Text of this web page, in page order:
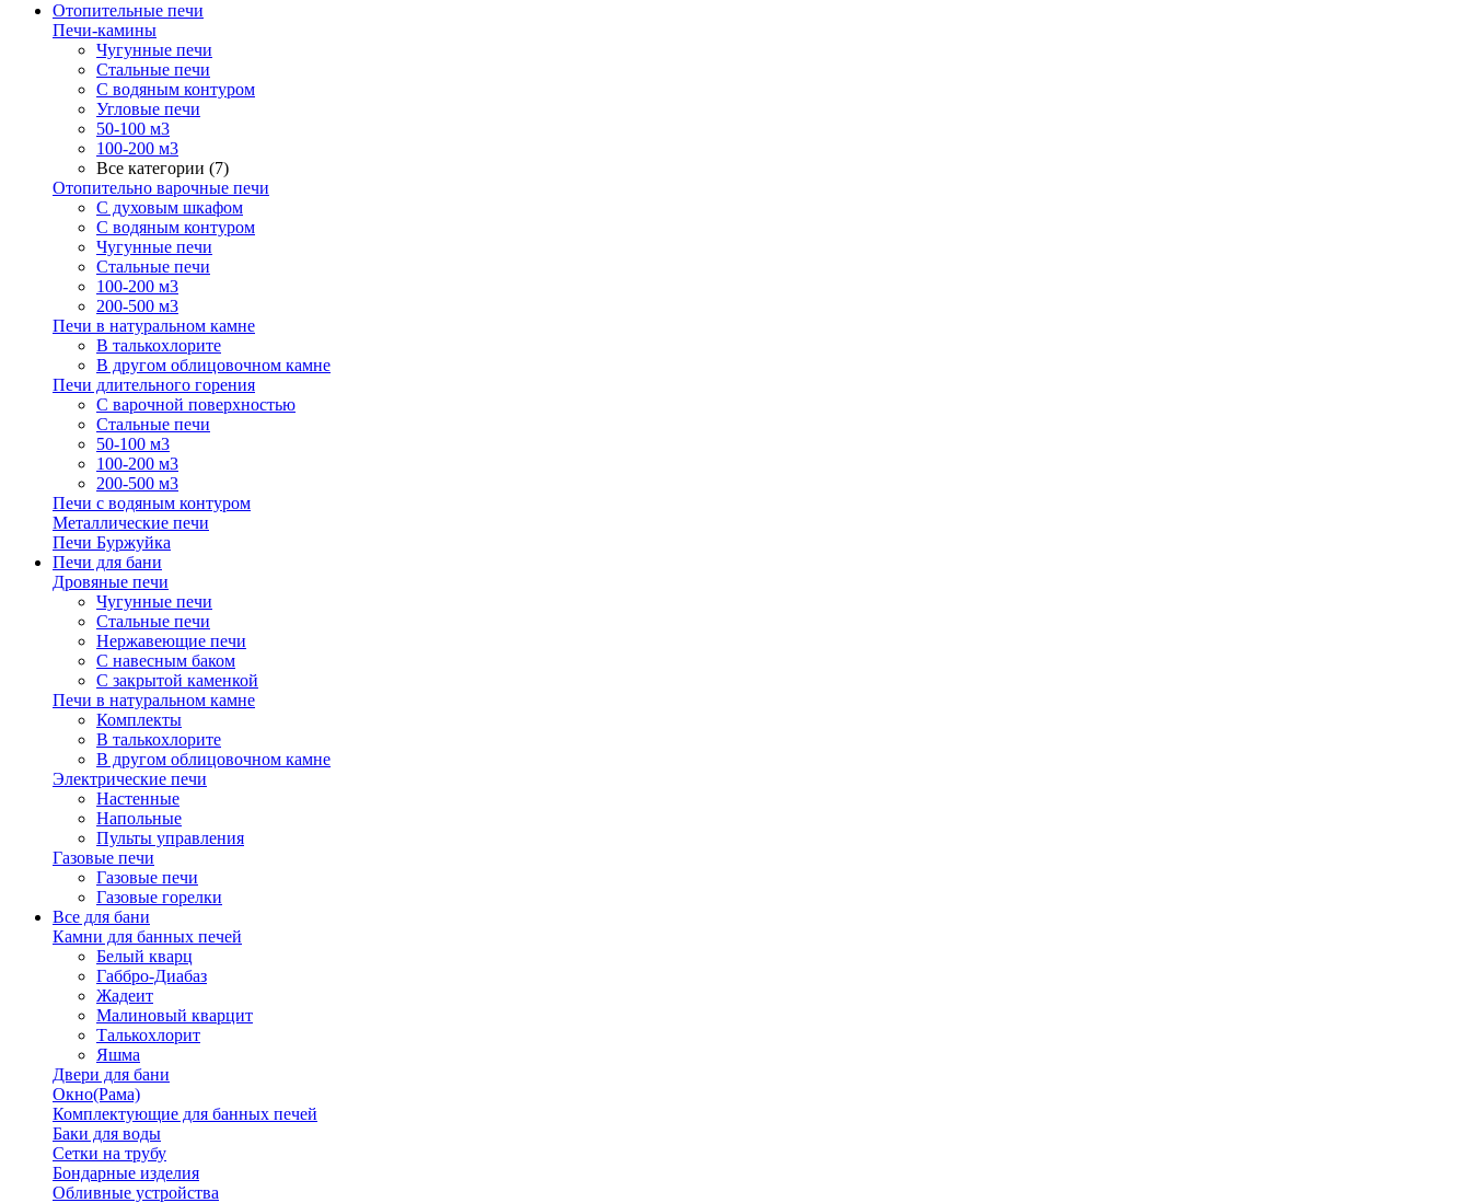
Отопительные печи
Печи-камины
Чугунные печи
Стальные печи
С водяным контуром
Угловые печи
50-100 м3
100-200 м3
Все категории (7)
Отопительно варочные печи
С духовым шкафом
С водяным контуром
Чугунные печи
Стальные печи
100-200 м3
200-500 м3
Печи в натуральном камне
В талькохлорите
В другом облицовочном камне
Печи длительного горения
С варочной поверхностью
Стальные печи
50-100 м3
100-200 м3
200-500 м3
Печи с водяным контуром
Металлические печи
Печи Буржуйка
Печи для бани
Дровяные печи
Чугунные печи
Стальные печи
Нержавеющие печи
С навесным баком
С закрытой каменкой
Печи в натуральном камне
Комплекты
В талькохлорите
В другом облицовочном камне
Электрические печи
Настенные
Напольные
Пульты управления
Газовые печи
Газовые печи
Газовые горелки
Все для бани
Камни для банных печей
Белый кварц
Габбро-Диабаз
Жадеит
Малиновый кварцит
Талькохлорит
Яшма
Двери для бани
Окно(Рама)
Комплектующие для банных печей
Баки для воды
Сетки на трубу
Бондарные изделия
Обливные устройства